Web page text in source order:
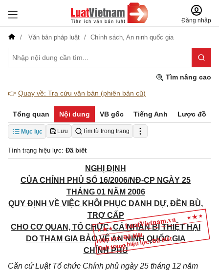
Đăng nhập
Văn bản pháp luật Chính sách, An ninh quốc gia
Tìm nâng cao
👉 Quay về: Tra cứu văn bản (phiên bản cũ)
Tổng quan Nội dung VB gốc Tiếng Anh Lược đồ
Mục lục Lưu Tìm từ trong trang
Tình trạng hiệu lực: Đã biết
Hiệu lực: Đã biết
Tình trạng hiệu lực: Đã biết
NGHỊ ĐỊNH
CỦA CHÍNH PHỦ SỐ 16/2006/NĐ-CP NGÀY 25
THÁNG 01 NĂM 2006
QUY ĐỊNH VỀ VIỆC KHÔI PHỤC DANH DỰ, ĐỀN BÙ,
TRỢ CẤP
CHO CƠ QUAN, TỔ CHỨC, CÁ NHÂN BỊ THIỆT HẠI
DO THAM GIA BẢO VỆ AN NINH QUỐC GIA
CHÍNH PHỦ
Căn cứ Luật Tổ chức Chính phủ ngày 25 tháng 12 năm